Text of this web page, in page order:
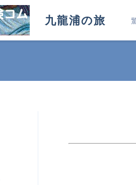
九龍浦の旅